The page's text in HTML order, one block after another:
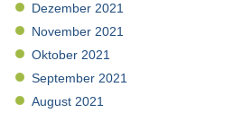
Dezember 2021
November 2021
Oktober 2021
September 2021
August 2021